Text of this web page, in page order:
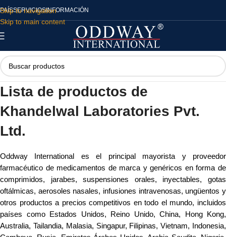
Skip to navigation
Skip to main content
PAÍSSERVICIOSINFORMACIÓN
Lista de productos de
Khandelwal Laboratories Pvt.
Ltd.
Oddway International es el principal mayorista y proveedor
farmacéutico de medicamentos de marca y genéricos en forma de
comprimidos, jarabes, suspensiones orales, inyectables, gotas
oftálmicas, aerosoles nasales, infusiones intravenosas, ungüentos y
otros productos a precios competitivos en todo el mundo, incluidos
países como Estados Unidos, Reino Unido, China, Hong Kong,
Australia, Tailandia, Malasia, Singapur, Filipinas, Vietnam, Indonesia,